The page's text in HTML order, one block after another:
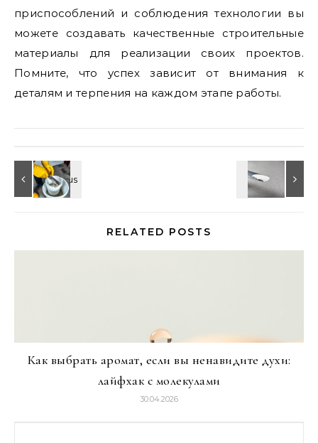
приспособлений и соблюдения технологии вы
можете создавать качественные строительные
материалы для реализации своих проектов.
Помните, что успех зависит от внимания к
деталям и терпения на каждом этапе работы.
RELATED POSTS
Как выбрать аромат, если вы ненавидите духи:
лайфхак с молекулами
30.04.2026